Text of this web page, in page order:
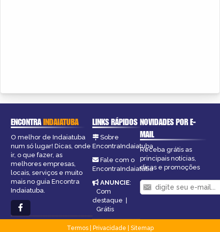
ENCONTRAINDAIATUBA
O melhor de Indaiatuba
num só lugar! Dicas, onde
ir, o que fazer, as
melhores empresas,
locais, serviços e muito
mais no guia Encontra
Indaiatuba.
LINKS RÁPIDOS
Sobre
EncontraIndaiatuba
Fale com o
EncontraIndaiatuba
ANUNCIE:
Com
destaque |
Grátis
NOVIDADES POR E-
MAIL
Receba grátis as
principais notícias,
dicas e promoções
Termos| Privacidade
Sitemap